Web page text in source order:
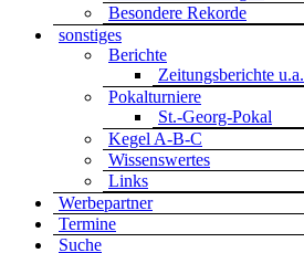
Besondere Rekorde
sonstiges
Berichte
Zeitungsberichte u.a.
Pokalturniere
St.-Georg-Pokal
Kegel A-B-C
Wissenswertes
Links
Werbepartner
Termine
Suche